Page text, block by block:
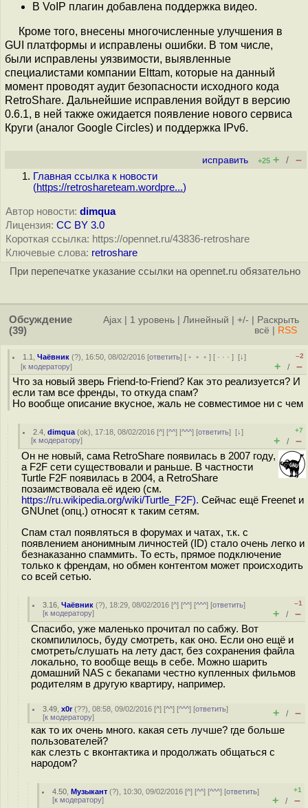
В VoIP плагин добавлена поддержка видео.
Кроме того, внесены многочисленные улучшения в
GUI платформы и исправлены ошибки. В том числе,
были исправлены уязвимости, выявленные
специалистами компании Elttam, которые на данный
момент проводят аудит безопасности исходного кода
RetroShare. Дальнейшие исправления войдут в версию
0.6.1, в ней также ожидается появление нового сервиса
Круги (аналог Google Circles) и поддержка IPv6.
исправить +25 + / –
Главная ссылка к новости
(https://retroshareteam.wordpre...)
Автор новости: dimqua
Лицензия: CC BY 3.0
Короткая ссылка: https://opennet.ru/43836-retroshare
Ключевые слова: retroshare
При перепечатке указание ссылки на opennet.ru обязательно
Обсуждение
(39)
Ajax 1 уровень Линейный +/-
Раскрыть
всё
RSS
1.1 ,Чаёвник (?), 16:50, 08/02/2016 [ответить] [ ﹢﹢﹢] [ · · ·][↓]
[к модератору]
–2
+ / –
Что за новый зверь Friend-to-Friend? Как это реализуется? И
если там все френды, то откуда спам?
Но вообще описание вкусное, жаль не совместимое ни с чем
2.4 ,dimqua (ok), 17:18, 08/02/2016 [^] [^^] [^^^] [ответить][↓]
[к модератору]
+7
+ / –
Он не новый, сама RetroShare появилась в 2007 году,
а F2F сети существовали и раньше. В частности
Turtle F2F появилась в 2004, а RetroShare
позаимствовала её идею (см.
https://ru.wikipedia.org/wiki/Turtle_F2F). Сейчас ещё Freenet и
GNUnet (опц.) относят к таким сетям.
Спам стал появляться в форумах и чатах, т.к. с
появлением анонимным личностей (ID) стало очень легко и
безнаказанно спаммить. То есть, прямое подключение
только к френдам, но обмен контентом может происходить
со всей сетью.
3.16 ,Чаёвник (?), 18:29, 08/02/2016 [^] [^^] [^^^] [ответить]
[к модератору]
–1
+ / –
Спасибо, уже маленько прочитал по сабжу. Вот
скомпилилось, буду смотреть, как оно. Если оно ещё и
смотреть/слушать на лету даст, без сохранения файла
локально, то вообще вещь в себе. Можно шарить
домашний NAS с бекапами честно купленных фильмов
родителям в другую квартиру, например.
3.49 ,x0r(??), 08:58, 09/02/2016 [^] [^^] [^^^] [ответить]
[к модератору] + / –
как то их очень много. какая сеть лучше? где больше
пользователей?
как слезть с вконтактика и продолжать общаться с
народом?
4.50 ,Музыкант (?), 10:30, 09/02/2016 [^] [^^] [^^^] [ответить]
[к модератору]
+1
+ / –